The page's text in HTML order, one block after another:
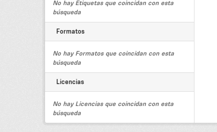
No hay Etiquetas que coincidan con esta
búsqueda
Formatos
No hay Formatos que coincidan con esta
búsqueda
Licencias
No hay Licencias que coincidan con esta
búsqueda